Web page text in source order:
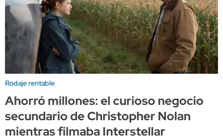
Rodaje rentable
Ahorró millones: el curioso negocio
secundario de Christopher Nolan
mientras filmaba Interstellar